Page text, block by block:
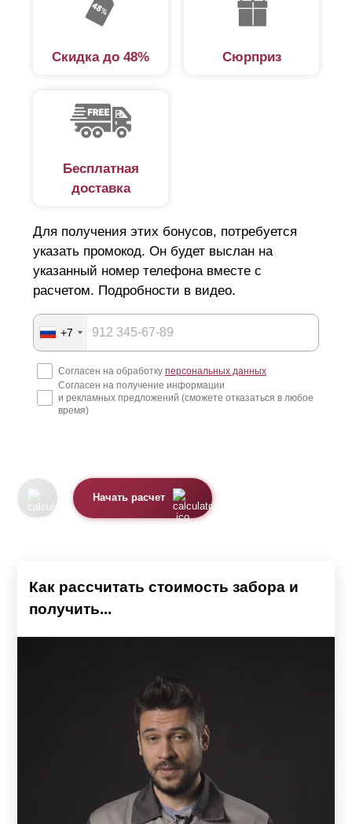
Скидка до 48% Сюрприз
Бесплатная
доставка
Для получения этих бонусов, потребуется
указать промокод. Он будет выслан на
указанный номер телефона вместе с
расчетом. Подробности в видео.
+7
Согласен на обработку персональных данных
Согласен на получение информации
и рекламных предложений (сможете отказаться в любое
время)
Начать расчет
Как рассчитать стоимость забора и
получить...